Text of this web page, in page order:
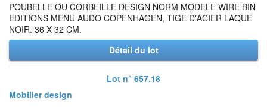
POUBELLE OU CORBEILLE DESIGN NORM MODELE WIRE BIN
EDITIONS MENU AUDO COPENHAGEN, TIGE D'ACIER LAQUE
NOIR. 36 X 32 CM.
Détail du lot
Lot n° 657.18
Mobilier design